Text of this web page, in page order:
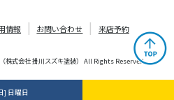
情報 お問い合わせ 来店予約
株式会社 掛川スズキ塗装） All Rights Reserved.
] 日曜日